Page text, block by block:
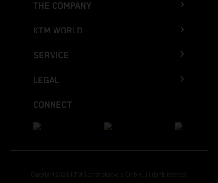
THE COMPANY
KTM WORLD
SERVICE
LEGAL
CONNECT
Copyright 2026 KTM Sportmotorcycle GmbH, all rights reserved